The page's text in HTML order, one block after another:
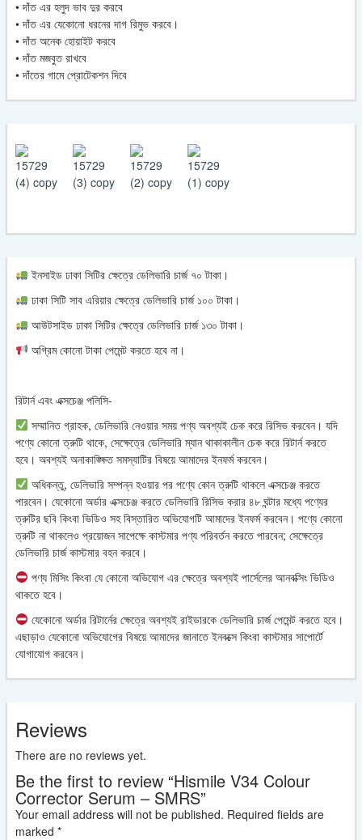
• দাঁত এর হলুদ ভাব দুর করবে
• দাঁত এর যেকোনো ধরনের দাগ রিমুভ করবে।
• দাঁত অনেক হোয়াইট করবে
• দাঁত মজবুত রাখবে
• দাঁতের গামে প্রোটেকশন দিবে
ইনসাইড ঢাকা সিটির ক্ষেত্রে ডেলিভারি চার্জ ৭০ টাকা।
ঢাকা সিটি সাব এরিয়ার ক্ষেত্রে ডেলিভারি চার্জ ১০০ টাকা।
আউটসাইড ঢাকা সিটির ক্ষেত্রে ডেলিভারি চার্জ ১৩০ টাকা।
অগ্রিম কোনো টাকা পেমেন্ট করতে হবে না।
রিটার্ন এবং এক্সচেঞ্জ পলিসি-
সম্মানিত গ্রাহক, ডেলিভারি নেওয়ার সময় পণ্য অবশ্যই চেক করে রিসিভ করবেন। যদি
পণ্যে কোনো ত্রুটি থাকে, সেক্ষেত্রে ডেলিভারি ম্যান থাকাকালীন চেক করে রিটার্ন করতে
হবে। অবশ্যই অনাকাঙ্ক্ষিত সমস্যাটির বিষয়ে আমাদের ইনফর্ম করবেন।
অধিকন্তু, ডেলিভারি সম্পন্ন হওয়ার পর পণ্যে কোন ত্রুটি থাকলে এক্সচেঞ্জ করতে
পারবেন। যেকোনো অর্ডার এক্সচেঞ্জ করতে ডেলিভারি রিসিভ করার ৪৮ ঘন্টার মধ্যে পণ্যের
ত্রুটির ছবি কিংবা ভিডিও সহ বিস্তারিত অভিযোগটি আমাদের ইনফর্ম করবেন। পণ্যে কোনো
ত্রুটি না থাকলেও প্রয়োজন সাপেক্ষে কাস্টমার পণ্য পরিবর্তন করতে পারবেন; সেক্ষেত্রে
ডেলিভারি চার্জ কাস্টমার বহন করবে।
পণ্য মিসিং কিংবা যে কোনো অভিযোগ এর ক্ষেত্রে অবশ্যই পার্সেলের আনবক্সিং ভিডিও
থাকতে হবে।
যেকোনো অর্ডার রিটার্নের ক্ষেত্রে অবশ্যই রাইডারকে ডেলিভারি চার্জ পেমেন্ট করতে হবে।
এছাড়াও যেকোনো অভিযোগের বিষয়ে আমাদের জানাতে ইনবক্সে কিংবা কাস্টমার সাপোর্টে
যোগাযোগ করবেন।
Reviews
There are no reviews yet.
Be the first to review “Hismile V34 Colour
Corrector Serum – SMRS”
Your email address will not be published. Required fields are
marked *